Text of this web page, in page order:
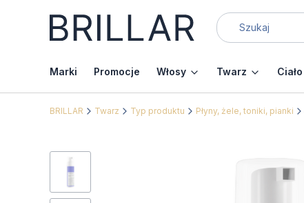
Marki Promocje Włosy Twarz Ciało
BRILLAR Twarz Typ produktu Płyny, żele, toniki, pianki